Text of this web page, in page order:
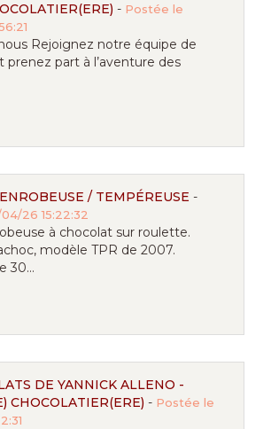
- Postée le
Rejoignez notre équipe de
prenez part à l’aventure des
/ TEMPÉREUSE -
26 15:22:32
à chocolat sur roulette.
modèle TPR de 2007.
30...
DE YANNICK ALLENO -
CHOCOLATIER(ERE) - Postée le